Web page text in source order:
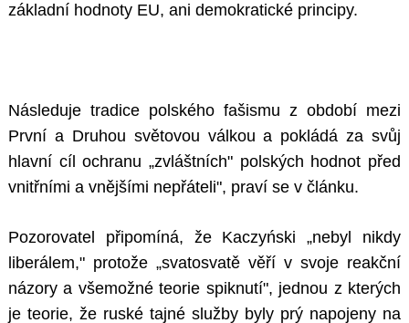
základní hodnoty EU, ani demokratické principy.
Následuje tradice polského fašismu z období mezi
První a Druhou světovou válkou a pokládá za svůj
hlavní cíl ochranu „zvláštních" polských hodnot před
vnitřními a vnějšími nepřáteli", praví se v článku.
Pozorovatel připomíná, že Kaczyński „nebyl nikdy
liberálem," protože „svatosvatě věří v svoje reakční
názory a všemožné teorie spiknutí", jednou z kterých
je teorie, že ruské tajné služby byly prý napojeny na